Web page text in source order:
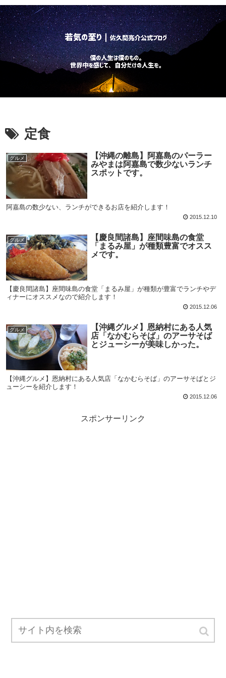
定食
グルメ
【沖縄の離島】阿嘉島のパーラー
みやまは阿嘉島で数少ないランチ
スポットです。
阿嘉島の数少ない、ランチができるお店を紹介します！
2015.12.10
グルメ
【慶良間諸島】座間味島の食堂
「まるみ屋」が種類豊富でオスス
メです。
【慶良間諸島】座間味島の食堂「まるみ屋」が種類が豊富でランチやデ
ィナーにオススメなので紹介します！
2015.12.06
グルメ
【沖縄グルメ】恩納村にある人気
店「なかむらそば」のアーサそば
とジューシーが美味しかった。
【沖縄グルメ】恩納村にある人気店「なかむらそば」のアーサそばとジ
ューシーを紹介します！
2015.12.06
スポンサーリンク